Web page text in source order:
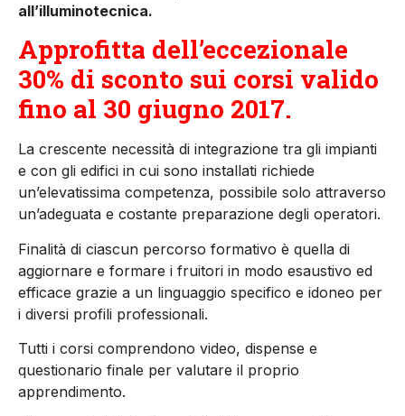
all’illuminotecnica.
Approfitta dell’eccezionale
30% di sconto sui corsi valido
fino al 30 giugno 2017.
La crescente necessità di integrazione tra gli impianti
e con gli edifici in cui sono installati richiede
un’elevatissima competenza, possibile solo attraverso
un’adeguata e costante preparazione degli operatori.
Finalità di ciascun percorso formativo è quella di
aggiornare e formare i fruitori in modo esaustivo ed
efficace grazie a un linguaggio specifico e idoneo per
i diversi profili professionali.
Tutti i corsi comprendono video, dispense e
questionario finale per valutare il proprio
apprendimento.